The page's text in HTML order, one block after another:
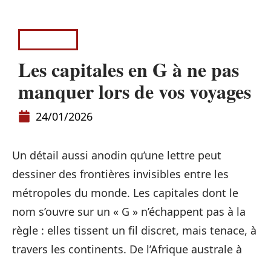
Les capitales en G à ne pas
manquer lors de vos voyages
24/01/2026
Un détail aussi anodin qu’une lettre peut
dessiner des frontières invisibles entre les
métropoles du monde. Les capitales dont le
nom s’ouvre sur un « G » n’échappent pas à la
règle : elles tissent un fil discret, mais tenace, à
travers les continents. De l’Afrique australe à